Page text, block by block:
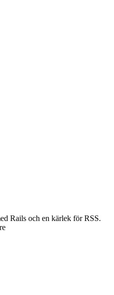
Rails och en kärlek för RSS.